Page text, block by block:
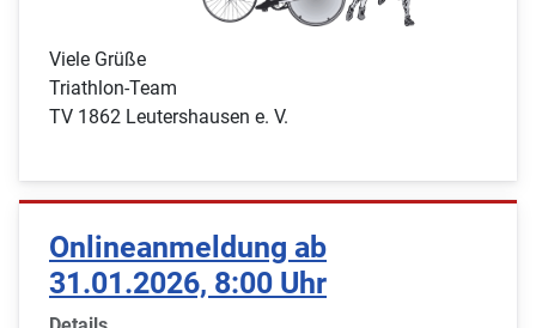
Viele Grüße
Triathlon-Team
TV 1862 Leutershausen e. V.
Onlineanmeldung ab
31.01.2026, 8:00 Uhr